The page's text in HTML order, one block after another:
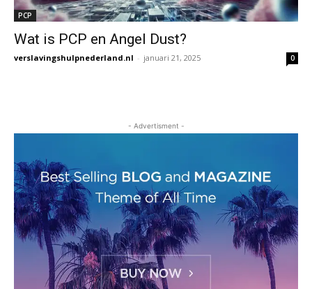
PCP
Wat is PCP en Angel Dust?
verslavingshulpnederland.nl - januari 21, 2025 0
- Advertisment -